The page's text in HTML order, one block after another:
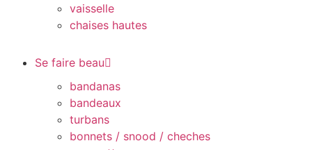
vaisselle
chaises hautes
Se faire beau
bandanas
bandeaux
turbans
bonnets / snood / cheches